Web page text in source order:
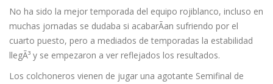
No ha sido la mejor temporada del equipo rojiblanco, incluso en
muchas jornadas se dudaba si acabarÃ­an sufriendo por el
cuarto puesto, pero a mediados de temporadas la estabilidad
llegÃ³ y se empezaron a ver reflejados los resultados.
Los colchoneros vienen de jugar una agotante Semifinal de